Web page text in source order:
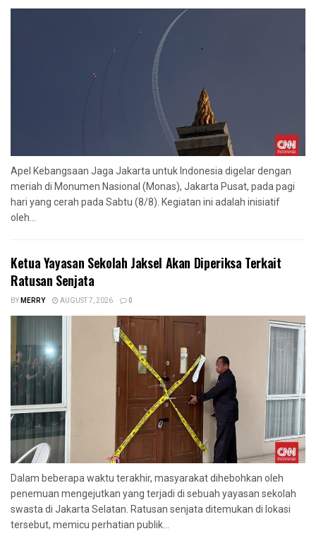
Apel Kebangsaan Jaga Jakarta untuk Indonesia digelar dengan
meriah di Monumen Nasional (Monas), Jakarta Pusat, pada pagi
hari yang cerah pada Sabtu (8/8). Kegiatan ini adalah inisiatif
oleh...
Ketua Yayasan Sekolah Jaksel Akan Diperiksa Terkait
Ratusan Senjata
BYMERRY AUGUST 7, 2026 0
Dalam beberapa waktu terakhir, masyarakat dihebohkan oleh
penemuan mengejutkan yang terjadi di sebuah yayasan sekolah
swasta di Jakarta Selatan. Ratusan senjata ditemukan di lokasi
tersebut, memicu perhatian publik...